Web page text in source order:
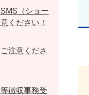
（ショー
ください！
注意くださ
徴収事務受